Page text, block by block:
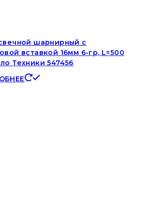
шарнирный с
вставкой 16мм 6-гр, L=500
Техники 547456